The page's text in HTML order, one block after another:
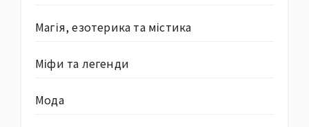
Магія, езотерика та містика
Міфи та легенди
Мода